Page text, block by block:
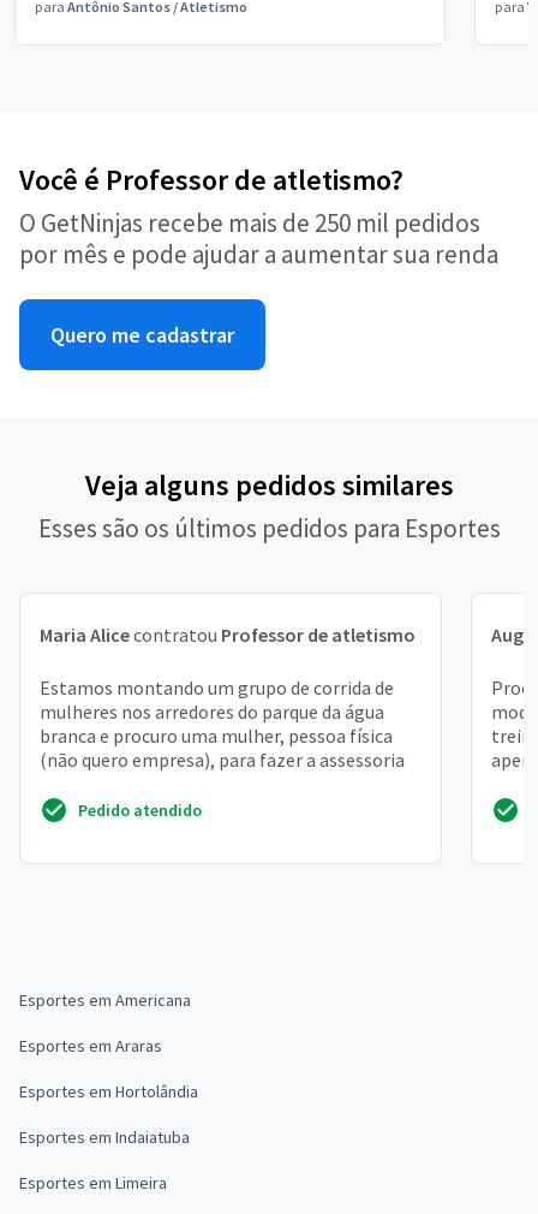
para Antônio Santos /Atletismo para
Você é Professor de atletismo?
O GetNinjas recebe mais de 250 mil pedidos
por mês e pode ajudar a aumentar sua renda
Quero me cadastrar
Veja alguns pedidos similares
Esses são os últimos pedidos para Esportes
Maria Alicecontratou Professor de atletismo
Estamos montando um grupo de corrida de
mulheres nos arredores do parque da água
branca e procuro uma mulher, pessoa física
(não quero empresa), para fazer a assessoria
Pedido atendido
Esportes em Americana
Esportes em Araras
Esportes em Hortolândia
Esportes em Indaiatuba
Esportes em Limeira